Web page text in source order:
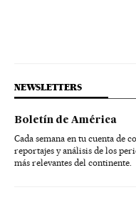
NEWSLETTERS
Boletín de América
Cada semana en tu cuenta de
reportajes y análisis de los
más relevantes del continente.